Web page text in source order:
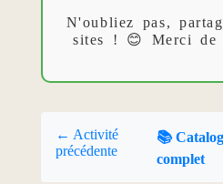
N'oubliez pas,
sites ! 😊 Merci de
← Activité
précédente
📚
complet